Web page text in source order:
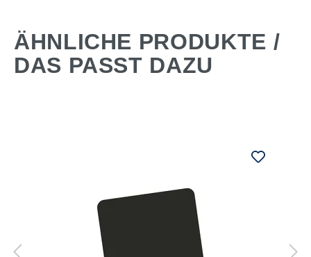
ÄHNLICHE PRODUKTE /
DAS PASST DAZU